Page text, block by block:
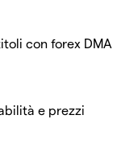
con forex DMA
e prezzi